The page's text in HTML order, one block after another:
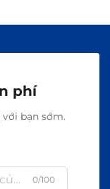
phí
bạn sớm.
0/100